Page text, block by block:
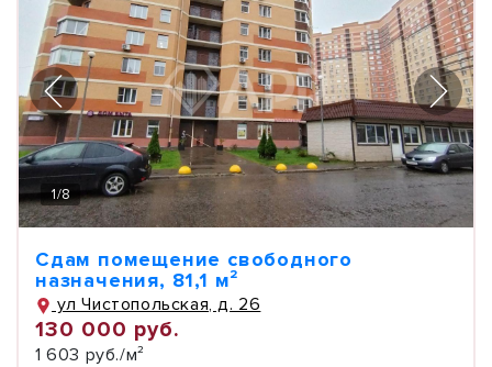
1/8
Сдам помещение свободного
назначения, 81,1 м²
ул Чистопольская, д. 26
130 000 руб.
1 603 руб./м²